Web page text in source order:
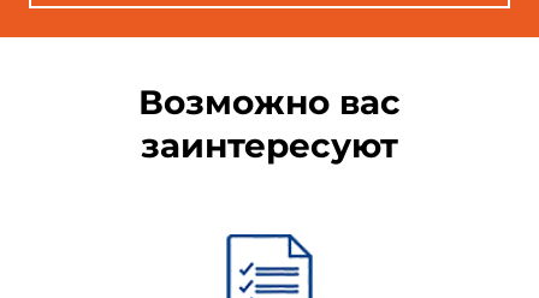
Возможно вас
заинтересуют